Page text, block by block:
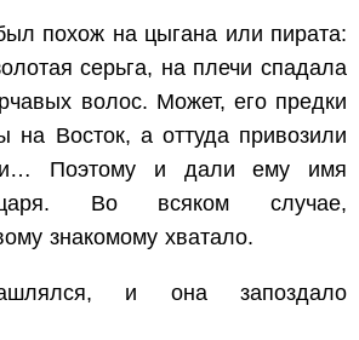
похож на цыгана или пирата:
серьга, на плечи спадала
волос. Может, его предки
на Восток, а оттуда привозили
Поэтому и дали ему имя
царя. Во всяком случае,
знакомому хватало.
и она запоздало